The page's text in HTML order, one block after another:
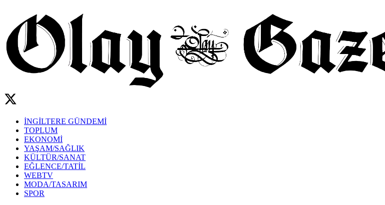
İNGİLTERE GÜNDEMİ
TOPLUM
EKONOMİ
YAŞAM/SAĞLIK
KÜLTÜR/SANAT
EĞLENCE/TATİL
WEBTV
MODA/TASARIM
SPOR